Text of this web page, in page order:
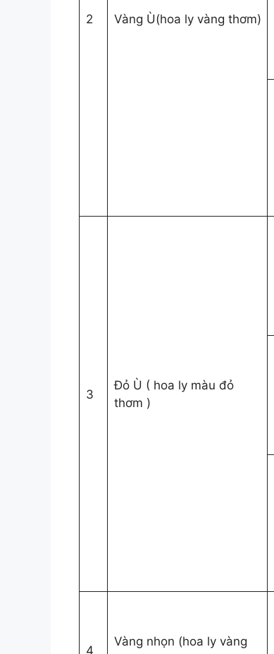
2 Vàng Ù(hoa ly vàng thơm)
3
Đỏ Ù ( hoa ly màu đỏ
thơm )
4
Vàng nhọn (hoa ly vàng